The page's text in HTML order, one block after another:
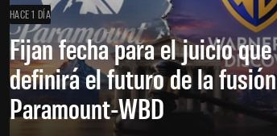
HACE 1 DÍA
Fijan fecha para el juicio que
definirá el futuro de la fusión
Paramount-WBD